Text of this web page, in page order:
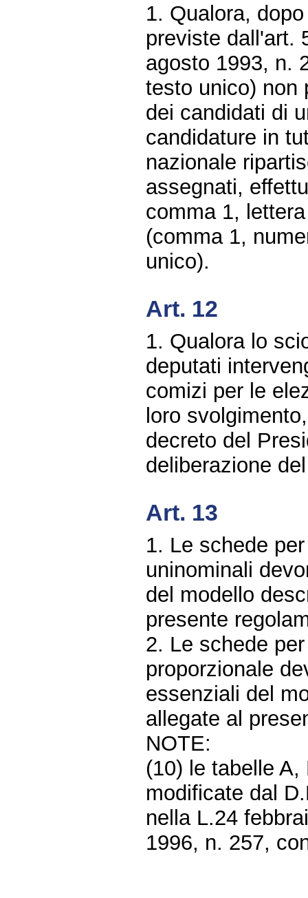
1. Qualora,
previste dall'art.
agosto 1993, n.
testo unico) non
dei candidati di
candidature in
nazionale
assegnati,
comma 1,
(comma 1,
unico).
Art. 12
1. Qualora lo
deputati
comizi per le
loro
decreto del
deliberazione
Art. 13
1. Le schede
uninominali
del modello
presente
2. Le schede
proporzionale
essenziali del
allegate al
NOTE:
(10) le tabelle
modificate dal
nella L.24
1996, n. 257,